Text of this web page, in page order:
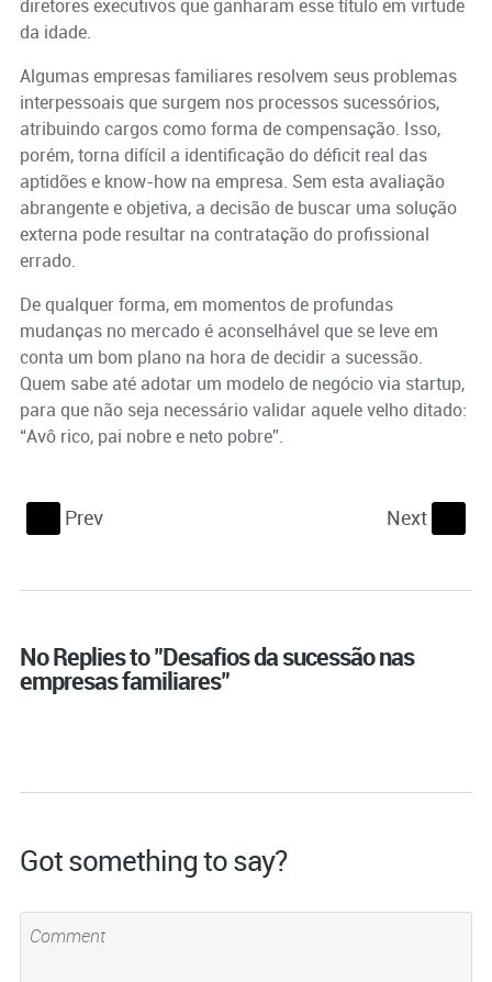
diretores executivos que ganharam esse título em virtude
da idade.
Algumas empresas familiares resolvem seus problemas
interpessoais que surgem nos processos sucessórios,
atribuindo cargos como forma de compensação. Isso,
porém, torna difícil a identificação do déficit real das
aptidões e know-how na empresa. Sem esta avaliação
abrangente e objetiva, a decisão de buscar uma solução
externa pode resultar na contratação do profissional
errado.
De qualquer forma, em momentos de profundas
mudanças no mercado é aconselhável que se leve em
conta um bom plano na hora de decidir a sucessão.
Quem sabe até adotar um modelo de negócio via startup,
para que não seja necessário validar aquele velho ditado:
“Avô rico, pai nobre e neto pobre”.
Prev Next
No Replies to "Desafios da sucessão nas
empresas familiares"
Got something to say?